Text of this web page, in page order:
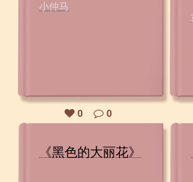
小仲马
0 0
《黑色的大丽花》